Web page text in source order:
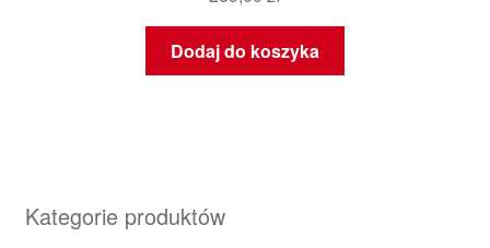
Dodaj do koszyka
Kategorie produktów